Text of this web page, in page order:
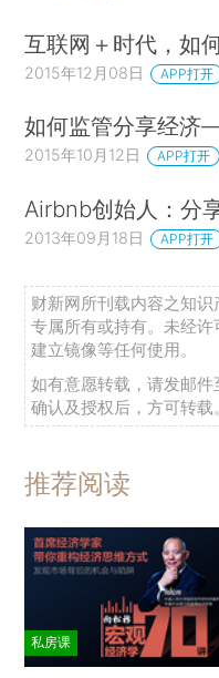
互联网＋时代，如
2015年12月08日 APP打开
如何监管分享经
2015年10月12日 APP打开
Airbnb创始人：分
2013年09月18日 APP打开
财新网所刊载内容之知
专属所有或持有。未经
建立镜像等任何使用。
如有意愿转载，请发邮件
确认及授权后，方可转载。
推荐阅读
私房课